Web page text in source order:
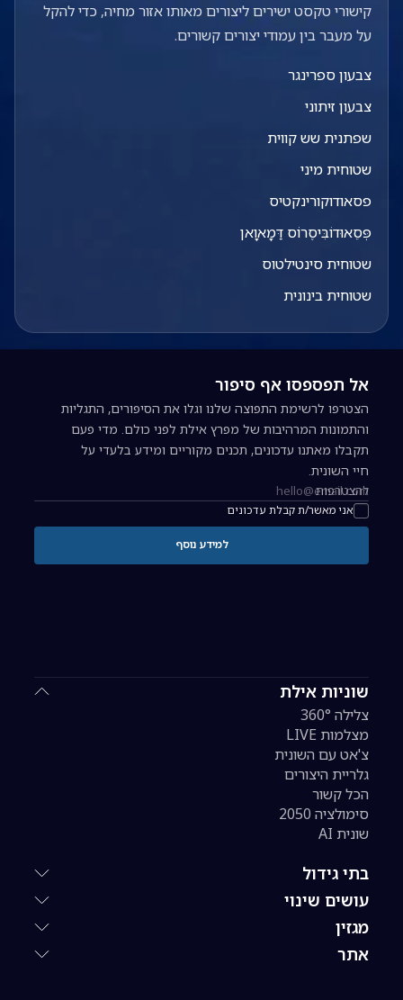
קישורי טקסט ישירים ליצורים מאותו אזור מחיה, כדי להקל
על מעבר בין עמודי יצורים קשורים.
צבעון ספרינגר
צבעון זיתוני
שפתנית שש קווית
שטוחית מיני
פסאודוקורינקטיס
פְּסֵאוּדוֹבִּיסֶרוֹס דַּמָאוָאן
שטוחית סינטילטוס
שטוחית בינונית
שוניות אילת
צלילה 360°
מצלמות LIVE
צ'אט עם השונית
גלריית היצורים
הכל קשור
סימולציה 2050
שונית AI
בתי גידול
עושים שינוי
מגזין
אתר
אל תפספסו אף סיפור
הצטרפו לרשימת התפוצה שלנו וגלו את הסיפורים, התגליות
והתמונות המרהיבות של מפרץ אילת לפני כולם. מדי פעם
תקבלו מאתנו עדכונים, תכנים מקוריים ומידע בלעדי על
חיי השונית.
כתובת אימייל להרשמה לניוזלטר
אני מאשר/ת קבלת עדכונים
להצטרפות
למידע נוסף